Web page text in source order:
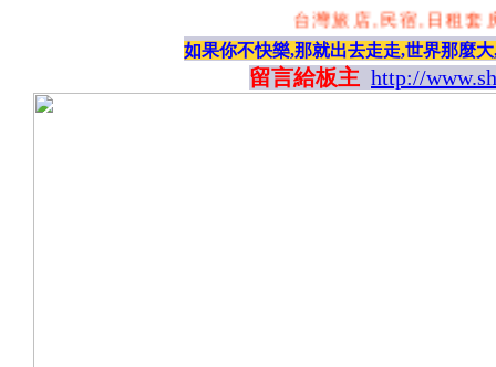
台灣旅店,民宿,日租套
如果你不快樂,那就出去走走,世界那麼
留言給板主 http://